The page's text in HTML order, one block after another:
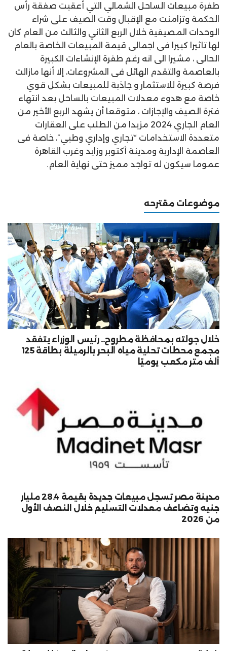
طفرة مبيعات الساحل الشمالي التي أعقبت صفقة رأس
الحكمة وتزامنت مع الإقبال وقت الصيف على شراء
الوحدات المصيفية خلال الربع الثاني والثالث من العام كان
لها تاثيرا كبيرا فى اجمالى قيمة المبيعات الخاصة بالعام
الحالى ، مشيرا الى انه رغم طفرة الإنشاءات الكبيرة
بالعاصمة والتقدم الهائل فى المشروعات، إلا أنها مازالت
فرصة كبيرة للاستثمار و جاذبة للمبيعات بشكل قوي
خاصة مع هدوء معدلات المبيعات بالساحل بعد انتهاء
فترة الصيف والإجازات ، متوقعا أن يشهد الربع الأخير من
العام الجاري 2024 مزيدا من الطلب على العقارات
متعددة الاستخدامات “تجاري وإداري وطبي”، خاصة فى
العاصمة الإدارية ومدينة أكتوبر وزايد وغرب القاهرة
عموما سيكون له تواجد مميز حتى نهاية العام.
موضوعات مقترحه
خلال جولته بمحافظة مطروح.. رئيس الوزراء يتفقد
مجمع محطات تحلية مياه البحر بالرميلة بطاقة 125
ألف متر مكعب يوميًا
مدينة مصر تسجل مبيعات جديدة بقيمة 28.4 مليار
جنيه وتضاعف معدلات التسليم خلال النصف الأول
من 2026